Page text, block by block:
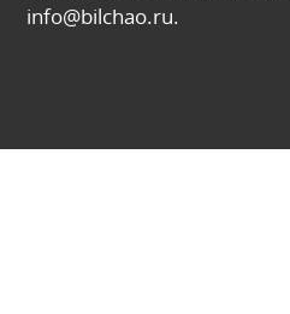
info@bilchao.ru.